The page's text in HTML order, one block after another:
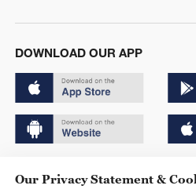
DOWNLOAD OUR APP
Our Privacy Statement &